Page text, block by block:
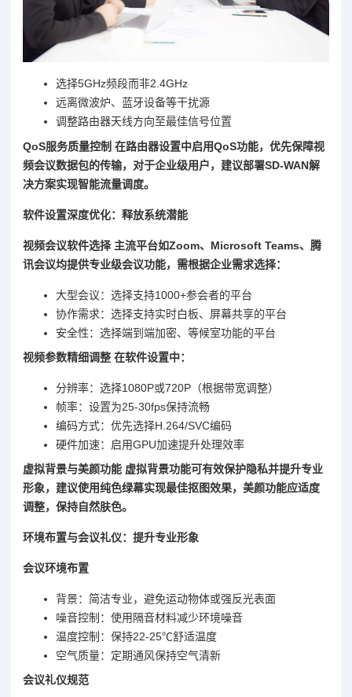
选择5GHz频段而非2.4GHz
远离微波炉、蓝牙设备等干扰源
调整路由器天线方向至最佳信号位置
QoS服务质量控制 在路由器设置中启用QoS功能，优先保障视
频会议数据包的传输，对于企业级用户，建议部署SD-WAN解
决方案实现智能流量调度。
软件设置深度优化：释放系统潜能
视频会议软件选择 主流平台如Zoom、Microsoft Teams、腾
讯会议均提供专业级会议功能，需根据企业需求选择：
大型会议：选择支持1000+参会者的平台
协作需求：选择支持实时白板、屏幕共享的平台
安全性：选择端到端加密、等候室功能的平台
视频参数精细调整 在软件设置中：
分辨率：选择1080P或720P（根据带宽调整）
帧率：设置为25-30fps保持流畅
编码方式：优先选择H.264/SVC编码
硬件加速：启用GPU加速提升处理效率
虚拟背景与美颜功能 虚拟背景功能可有效保护隐私并提升专业
形象，建议使用纯色绿幕实现最佳抠图效果，美颜功能应适度
调整，保持自然肤色。
环境布置与会议礼仪：提升专业形象
会议环境布置
背景：简洁专业，避免运动物体或强反光表面
噪音控制：使用隔音材料减少环境噪音
温度控制：保持22-25℃舒适温度
空气质量：定期通风保持空气清新
会议礼仪规范